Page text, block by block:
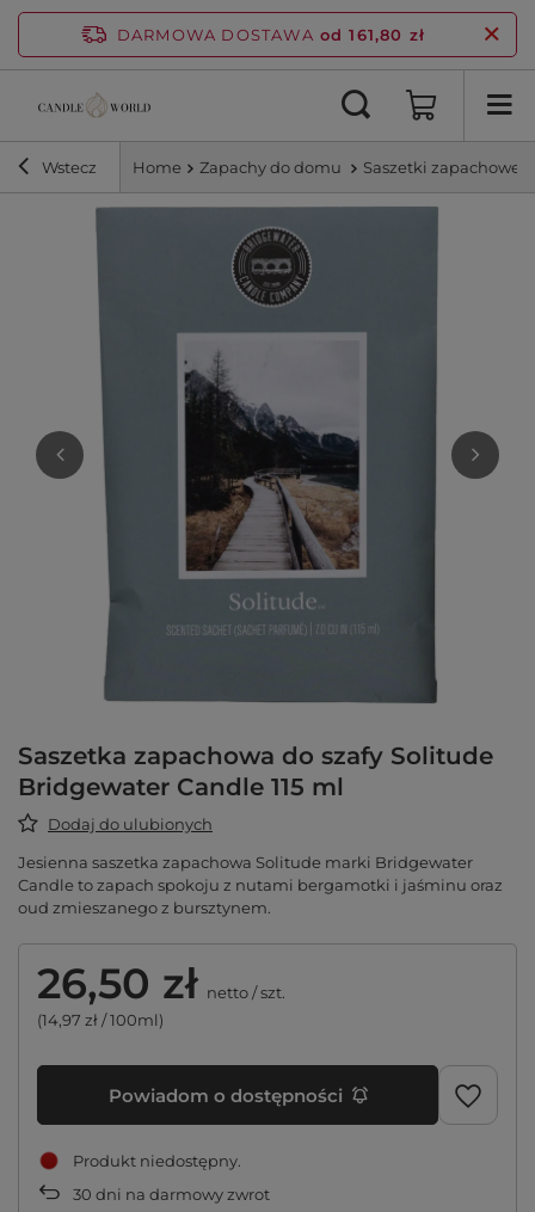
DARMOWA DOSTAWA od 161,80 zł
Wstecz Home Zapachy do domu Saszetki zapachowe
Saszetka zapachowa do szafy Solitude
Bridgewater Candle 115 ml
Dodaj do ulubionych
Jesienna saszetka zapachowa Solitude marki Bridgewater
Candle to zapach spokoju z nutami bergamotki i jaśminu oraz
oud zmieszanego z bursztynem.
26,50 zł netto/szt.
(14,97 zł / 100ml)
Powiadom o dostępności
Produkt niedostępny
30 dni na darmowy zwrot